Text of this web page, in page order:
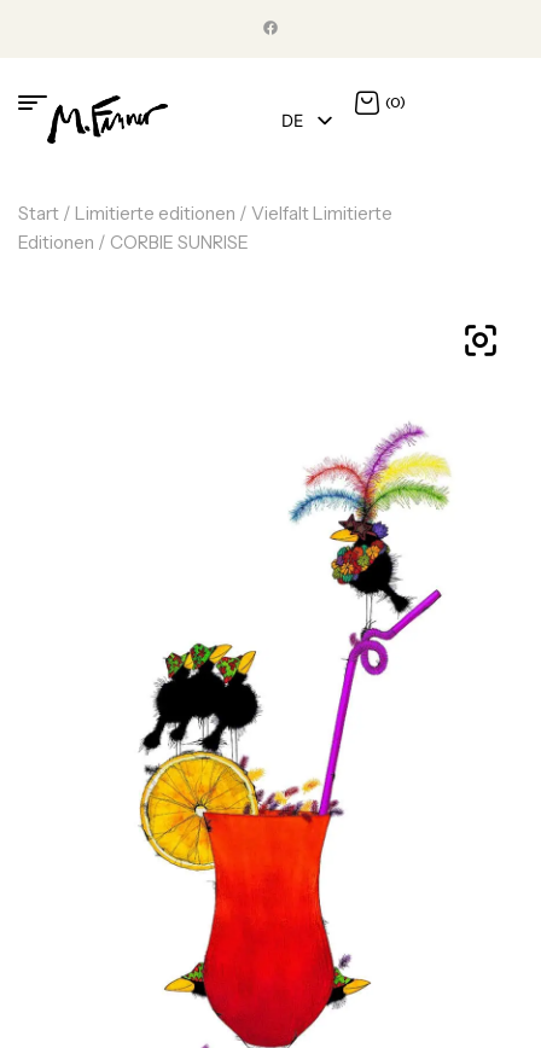
DE
(0)
Start / Limitierte editionen / Vielfalt Limitierte
Editionen / CORBIE SUNRISE